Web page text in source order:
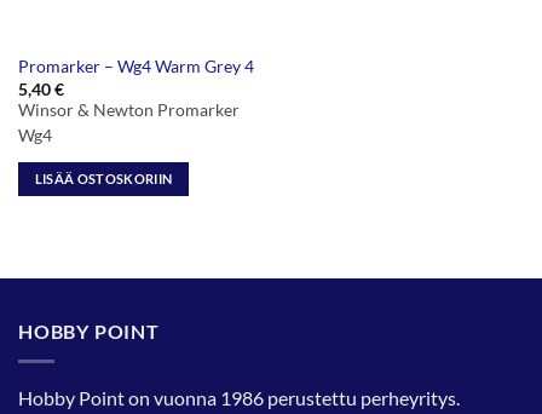
Promarker – Wg4 Warm Grey 4
5,40€
Winsor & Newton Promarker
Wg4
LISÄÄ OSTOSKORIIN
HOBBY POINT
Hobby Point on vuonna 1986 perustettu perheyritys.